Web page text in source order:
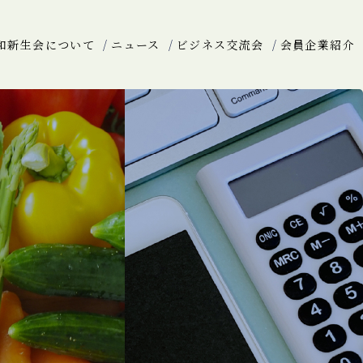
新生会について ニュース ビジネス交流会 会員企業紹介